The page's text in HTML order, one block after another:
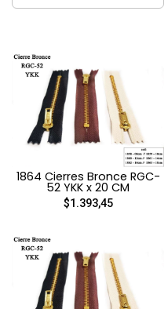
1864 Cierres Bronce RGC-
52 YKK x 20 CM
$1.393,45